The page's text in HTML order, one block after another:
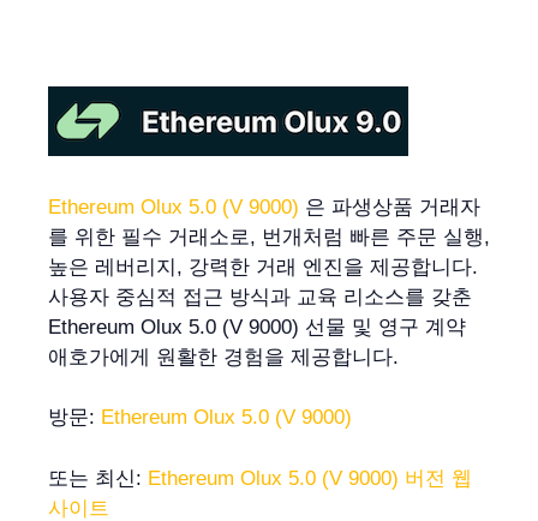
Ethereum Olux 5.0 (V 9000) 은 파생상품 거래자
를 위한 필수 거래소로, 번개처럼 빠른 주문 실행,
높은 레버리지, 강력한 거래 엔진을 제공합니다.
사용자 중심적 접근 방식과 교육 리소스를 갖춘
Ethereum Olux 5.0 (V 9000) 선물 및 영구 계약
애호가에게 원활한 경험을 제공합니다.
방문: Ethereum Olux 5.0 (V 9000)
또는 최신: Ethereum Olux 5.0 (V 9000) 버전 웹
사이트